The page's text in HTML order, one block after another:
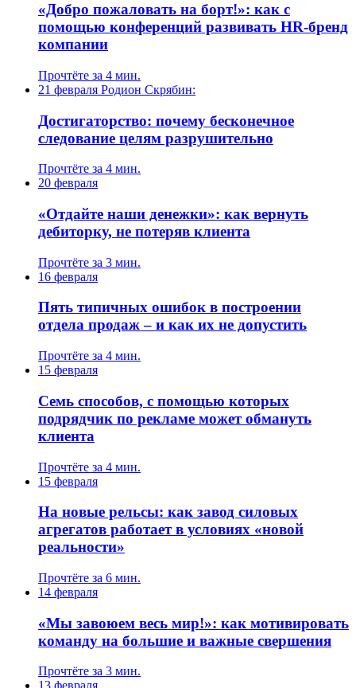
«Добро пожаловать на борт!»: как с
помощью конференций развивать HR-бренд
компании
Прочтёте за 4 мин.
21 февраля Родион Скрябин:
Достигаторство: почему бесконечное
следование целям разрушительно
Прочтёте за 4 мин.
20 февраля
«Отдайте наши денежки»: как вернуть
дебиторку, не потеряв клиента
Прочтёте за 3 мин.
16 февраля
Пять типичных ошибок в построении
отдела продаж – и как их не допустить
Прочтёте за 4 мин.
15 февраля
Семь способов, с помощью которых
подрядчик по рекламе может обмануть
клиента
Прочтёте за 4 мин.
15 февраля
На новые рельсы: как завод силовых
агрегатов работает в условиях «новой
реальности»
Прочтёте за 6 мин.
14 февраля
«Мы завоюем весь мир!»: как мотивировать
команду на большие и важные свершения
Прочтёте за 3 мин.